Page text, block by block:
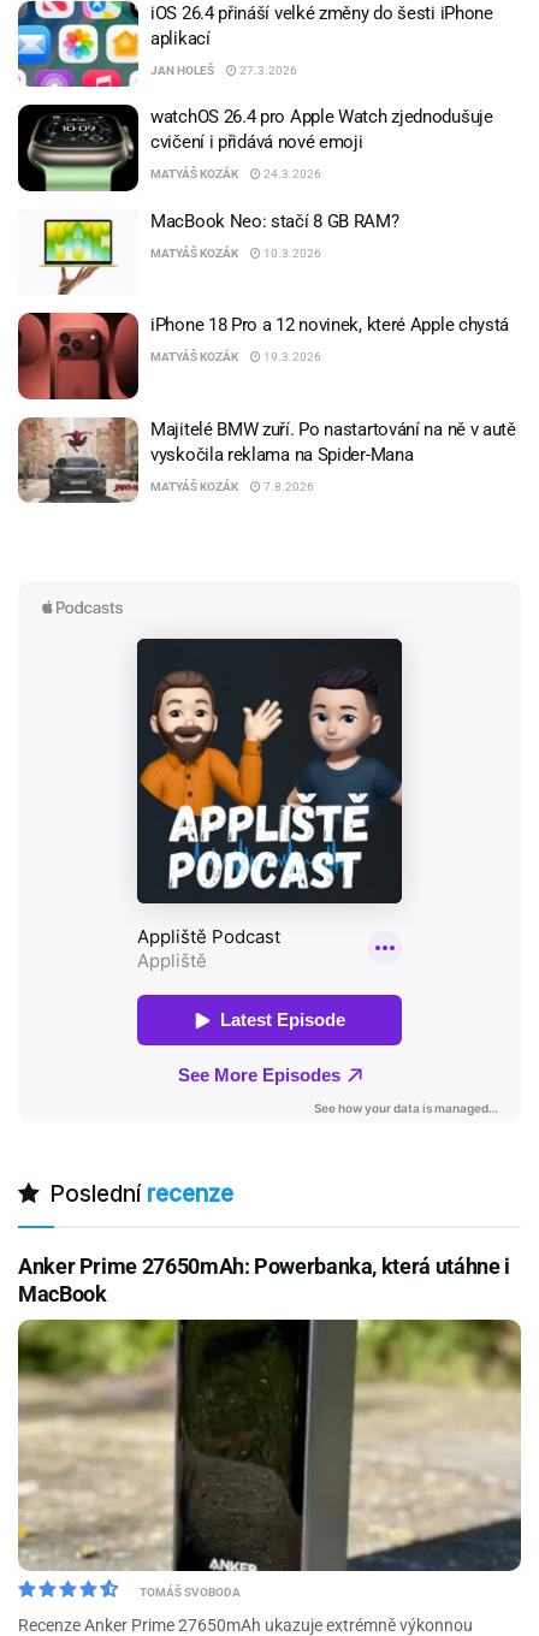
iOS 26.4 přináší velké změny do šesti iPhone
aplikací
JAN HOLEŠ 27.3.2026
watchOS 26.4 pro Apple Watch zjednodušuje
cvičení i přidává nové emoji
MATYÁŠ KOZÁK 24.3.2026
MacBook Neo: stačí 8 GB RAM?
MATYÁŠ KOZÁK 10.3.2026
iPhone 18 Pro a 12 novinek, které Apple chystá
MATYÁŠ KOZÁK 19.3.2026
Majitelé BMW zuří. Po nastartování na ně v autě
vyskočila reklama na Spider-Mana
MATYÁŠ KOZÁK 7.8.2026
Poslední recenze
Anker Prime 27650mAh: Powerbanka, která utáhne i
MacBook
TOMÁŠ SVOBODA
Recenze Anker Prime 27650mAh ukazuje extrémně výkonnou